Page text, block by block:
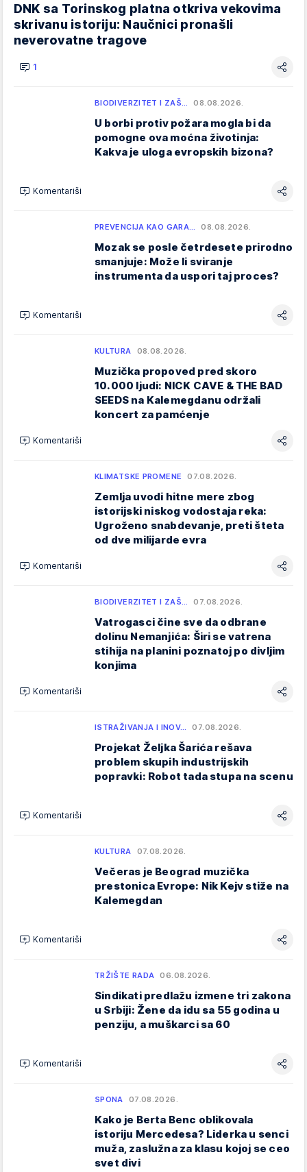
DNK sa Torinskog platna otkriva vekovima
skrivanu istoriju: Naučnici pronašli
neverovatne tragove
1
BIODIVERZITET I ZAŠ… 08.08.2026.
U borbi protiv požara mogla bi da
pomogne ova moćna životinja:
Kakva je uloga evropskih bizona?
Komentariši
PREVENCIJA KAO GARA… 08.08.2026.
Mozak se posle četrdesete prirodno
smanjuje: Može li sviranje
instrumenta da uspori taj proces?
Komentariši
KULTURA 08.08.2026.
Muzička propoved pred skoro
10.000 ljudi: NICK CAVE & THE BAD
SEEDS na Kalemegdanu održali
koncert za pamćenje
Komentariši
KLIMATSKE PROMENE 07.08.2026.
Zemlja uvodi hitne mere zbog
istorijski niskog vodostaja reka:
Ugroženo snabdevanje, preti šteta
od dve milijarde evra
Komentariši
BIODIVERZITET I ZAŠ… 07.08.2026.
Vatrogasci čine sve da odbrane
dolinu Nemanjića: Širi se vatrena
stihija na planini poznatoj po divljim
konjima
Komentariši
ISTRAŽIVANJA I INOV… 07.08.2026.
Projekat Željka Šarića rešava
problem skupih industrijskih
popravki: Robot tada stupa na scenu
Komentariši
KULTURA 07.08.2026.
Večeras je Beograd muzička
prestonica Evrope: Nik Kejv stiže na
Kalemegdan
Komentariši
TRŽIŠTE RADA 06.08.2026.
Sindikati predlažu izmene tri zakona
u Srbiji: Žene da idu sa 55 godina u
penziju, a muškarci sa 60
Komentariši
SPONA 07.08.2026.
Kako je Berta Benc oblikovala
istoriju Mercedesa? Liderka u senci
muža, zaslužna za klasu kojoj se ceo
svet divi